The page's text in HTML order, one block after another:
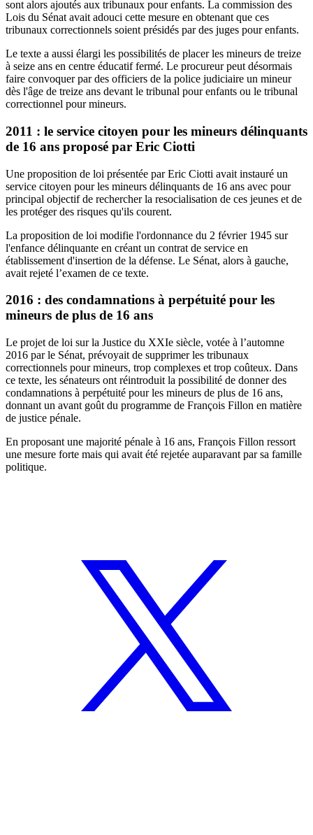
sont alors ajoutés aux tribunaux pour enfants. La commission des
Lois du Sénat avait adouci cette mesure en obtenant que ces
tribunaux correctionnels soient présidés par des juges pour enfants.
Le texte a aussi élargi les possibilités de placer les mineurs de treize
à seize ans en centre éducatif fermé. Le procureur peut désormais
faire convoquer par des officiers de la police judiciaire un mineur
dès l'âge de treize ans devant le tribunal pour enfants ou le tribunal
correctionnel pour mineurs.
2011 : le service citoyen pour les mineurs délinquants
de 16 ans proposé par Eric Ciotti
Une proposition de loi présentée par Eric Ciotti avait instauré un
service citoyen pour les mineurs délinquants de 16 ans avec pour
principal objectif de rechercher la resocialisation de ces jeunes et de
les protéger des risques qu'ils courent.
La proposition de loi modifie l'ordonnance du 2 février 1945 sur
l'enfance délinquante en créant un contrat de service en
établissement d'insertion de la défense. Le Sénat, alors à gauche,
avait rejeté l’examen de ce texte.
2016 : des condamnations à perpétuité pour les
mineurs de plus de 16 ans
Le projet de loi sur la Justice du XXIe siècle, votée à l’automne
2016 par le Sénat, prévoyait de supprimer les tribunaux
correctionnels pour mineurs, trop complexes et trop coûteux. Dans
ce texte, les sénateurs ont réintroduit la possibilité de donner des
condamnations à perpétuité pour les mineurs de plus de 16 ans,
donnant un avant goût du programme de François Fillon en matière
de justice pénale.
En proposant une majorité pénale à 16 ans, François Fillon ressort
une mesure forte mais qui avait été rejetée auparavant par sa famille
politique.